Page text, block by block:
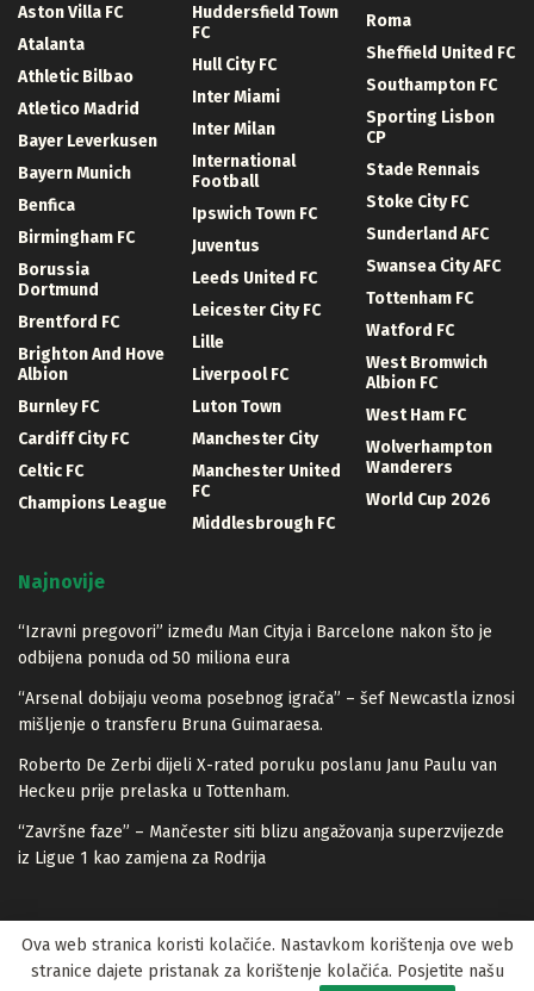
Aston Villa FC
Atalanta
Athletic Bilbao
Atletico Madrid
Bayer Leverkusen
Bayern Munich
Benfica
Birmingham FC
Borussia
Dortmund
Brentford FC
Brighton And Hove
Albion
Burnley FC
Cardiff City FC
Celtic FC
Champions League
Huddersfield Town
FC
Hull City FC
Inter Miami
Inter Milan
International
Football
Ipswich Town FC
Juventus
Leeds United FC
Leicester City FC
Lille
Liverpool FC
Luton Town
Manchester City
Manchester United
FC
Middlesbrough FC
Roma
Sheffield United FC
Southampton FC
Sporting Lisbon
CP
Stade Rennais
Stoke City FC
Sunderland AFC
Swansea City AFC
Tottenham FC
Watford FC
West Bromwich
Albion FC
West Ham FC
Wolverhampton
Wanderers
World Cup 2026
Najnovije
“Izravni pregovori” između Man Cityja i Barcelone nakon što je
odbijena ponuda od 50 miliona eura
“Arsenal dobijaju veoma posebnog igrača” – šef Newcastla iznosi
mišljenje o transferu Bruna Guimaraesa.
Roberto De Zerbi dijeli X-rated poruku poslanu Janu Paulu van
Heckeu prije prelaska u Tottenham.
“Završne faze” – Mančester siti blizu angažovanja superzvijezde
iz Ligue 1 kao zamjena za Rodrija
© 2023 Lopta.net
Ova web stranica koristi kolačiće. Nastavkom korištenja ove web
stranice dajete pristanak za korištenje kolačića. Posjetite našu